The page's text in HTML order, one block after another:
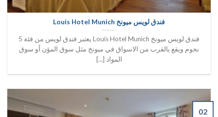
فندق لويس ميونخ Louis Hotel Munich
فندق لويس ميونخ Louis Hotel Munich يعتبر فندق لويس من فئة 5
نجوم ويقع بالقرب من الاسواق في ميونخ مثل سوق المؤن أو سوق
المواد [...]
02